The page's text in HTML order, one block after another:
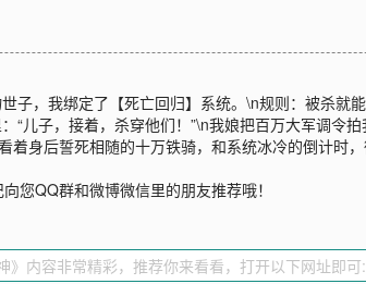
子，我绑定了【死亡回归】系统。\n规则：被杀就
子，接着，杀穿他们！”\n我娘把百万大军调令
身后誓死相随的十万铁骑，和系统冰冷的倒计
您QQ群和微博微信里的朋友推荐哦！